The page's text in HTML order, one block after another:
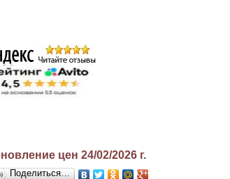
цен 24/02/2026 г.
Поделиться…